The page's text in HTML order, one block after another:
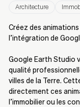
Architecture
Créez des
l’intégration de
Google Earth Studio
qualité
villes de la Terre.
directement ces
l’immobilier ou les